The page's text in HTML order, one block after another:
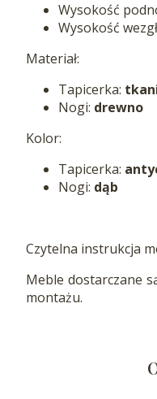
Wysokość
Wysokość
Materiał:
Tapicerka:
Nogi: drewno
Kolor:
Tapicerka:
Nogi: dąb
Czytelna instrukcja
Meble dostarczane
montażu.